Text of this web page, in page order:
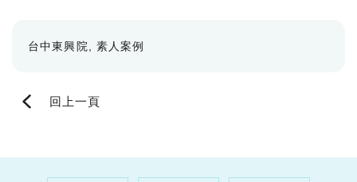
台中東興院 素人案例
回上一頁